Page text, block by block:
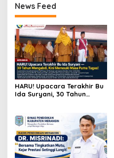
News Feed
HARU! Upacara Terakhir Bu
Ida Suryani, 30 Tahun